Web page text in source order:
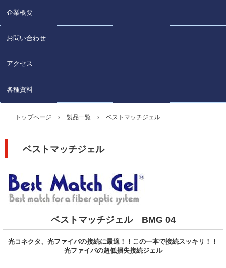
企業概要
お問い合わせ
アクセス
各種資料
トップページ › 製品一覧 › ベストマッチジェル
ベストマッチジェル
ベストマッチジェル BMG 04
光コネクタ、光ファイバの接続に最適！！この一本で接続スッキリ！！
光ファイバの超低損失接続ジェル